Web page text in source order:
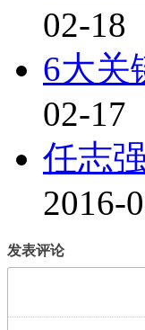
02-18
6大关
02-17
任志
2016-
发表评论